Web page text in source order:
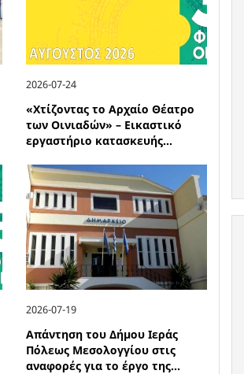
2026-07-24
«Χτίζοντας το Αρχαίο Θέατρο
των Οινιαδών» – Εικαστικό
εργαστήριο κατασκευής...
2026-07-19
Απάντηση του Δήμου Ιεράς
Πόλεως Μεσολογγίου στις
αναφορές για το έργο της...